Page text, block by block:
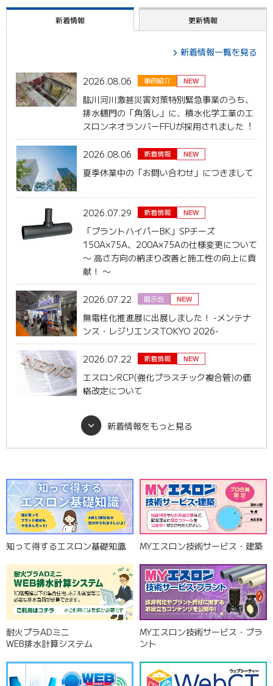
新着情報 更新情報
新着情報一覧を見る
2026.08.06 事例紹介 NEW
肱川河川激甚災害対策特別緊急事業のうち、
排⽔樋⾨の「⾓落し」に、積⽔化学⼯業のエ
スロンネオランバーFFUが採⽤されました︕
2026.08.06 新着情報 NEW
夏季休業中の「お問い合わせ」につきまして
2026.07.29 新着情報 NEW
「プラントハイパーBK」SPチーズ
150A×75A、200A×75Aの仕様変更について
〜 高さ方向の納まり改善と施工性の向上に貢
献！ 〜
2026.07.22 展示会 NEW
無電柱化推進展に出展しました！ -メンテナ
ンス・レジリエンスTOKYO 2026-
2026.07.22 新着情報 NEW
エスロンRCP(強化プラスチック複合管)の価
格改定について
新着情報をもっと見る
RCP施工ハンドブック更新
2026.07.29 NEW
エスロンRCP施工要領書更新
2026.07.22 NEW
クロスコネクション対策の配管識別ご提案リーフレット更新
2026.07.21 NEW
エスロハイパーAWチーズ分岐品揃え拡充リーフレット更新
エスロン耐火VPパイプ配管システムカタログ更新
知って得するエスロン基礎知識 MYエスロン技術サービス・建築
耐火プラADミニ
WEB排水計算システム
MYエスロン技術サービス・プラ
ント